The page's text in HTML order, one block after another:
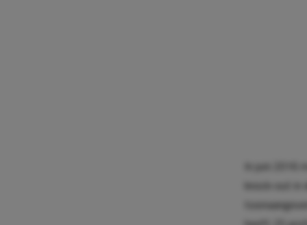
In juni
knock-out